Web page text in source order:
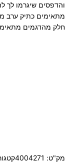
והדפסים שיגרמו לך
מתאימים כתיק ערב
חלק מהדגמים
מק"ט: 4004271